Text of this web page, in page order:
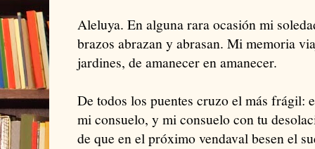
Aleluya. En alguna rara ocasión mi
brazos abrazan y abrasan. Mi memoria
jardines, de amanecer en amanecer.
De todos los puentes cruzo el más frágil:
mi consuelo, y mi consuelo con tu
de que en el próximo vendaval besen el